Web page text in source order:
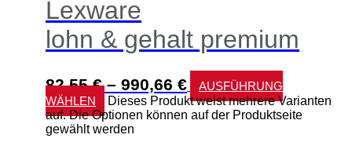
Lexware
lohn & gehalt premium
82,55€– 990,66 €
AUSFÜHRUNG
WÄHLEN
Dieses Produkt weist mehrere Varianten
auf. Die Optionen können auf der Produktseite
gewählt werden